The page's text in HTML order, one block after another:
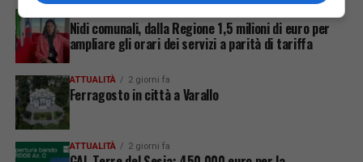
Nidi comunali, dalla Regione 1,5 milioni di euro per
ampliare gli orari dei servizi a parità di tariffa
ATTUALITÀ 2 giorni fa
Ferragosto in città a Varallo
ATTUALITÀ 2 giorni fa